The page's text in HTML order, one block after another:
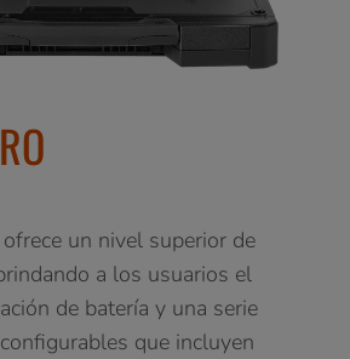
un nivel superior de
a los usuarios el
de batería y una serie
que incluyen